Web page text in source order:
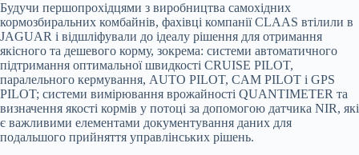
Будучи першопрохідцями з виробництва самохідних
кормозбиральних комбайнів, фахівці компанії CLAAS втілили в
JAGUAR і відшліфували до ідеалу рішення для отримання
якісного та дешевого корму, зокрема: cистеми автоматичного
підтримання оптимальної швидкості CRUISE PILOT,
паралельного кермування, AUTO PILOT, CAM PILOT і GPS
PILOT; системи вимірювання врожайності QUANTIMETER та
визначення якості кормів у потоці за допомогою датчика NIR, які
є важливими елементами документування даних для
подальшого прийняття управлінських рішень.